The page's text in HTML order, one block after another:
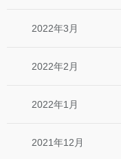
2022年3月
2022年2月
2022年1月
2021年12月